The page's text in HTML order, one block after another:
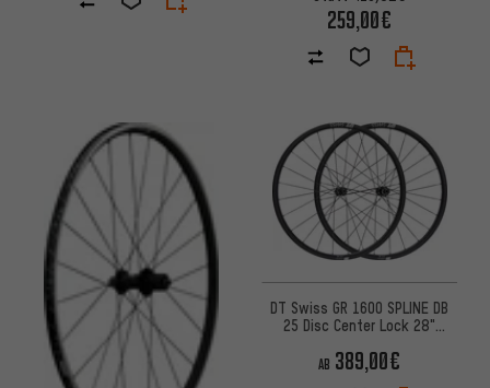
259,00€
DT Swiss GR 1600 SPLINE DB
25 Disc Center Lock 28"
AB 389,00€